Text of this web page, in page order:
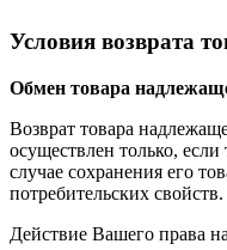
Условия возврата
Обмен товара
Возврат товара
осуществлен только,
случае сохранения его
потребительских свойств.
Действие Вашего права